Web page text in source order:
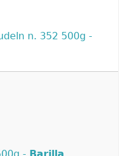
n. 352 500g -